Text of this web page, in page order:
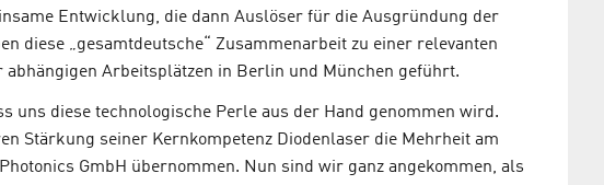
Entwicklung, die dann Auslöser für die Ausgründung der
diese „gesamtdeutsche“ Zusammenarbeit zu einer relevanten
Arbeitsplätzen in Berlin und München geführt.
uns diese technologische Perle aus der Hand genommen wird.
Stärkung seiner Kernkompetenz Diodenlaser die Mehrheit am
GmbH übernommen. Nun sind wir ganz angekommen, als